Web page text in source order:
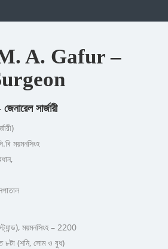
A. Gafur –
সার্জারী
ময়মনসিংহ
ময়মনসিংহ – 2200
৮টা (শনি, সোম ও বুধ)